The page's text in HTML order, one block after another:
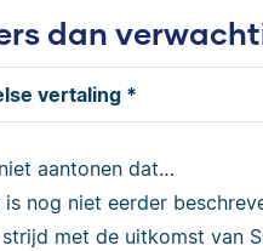
dan
vertaling *
aantonen dat…
nog niet eerder
met de uitkomst van